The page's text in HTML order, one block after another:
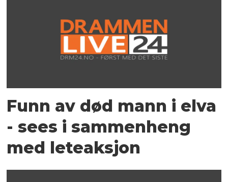
Funn av død mann i elva
- sees i sammenheng
med leteaksjon